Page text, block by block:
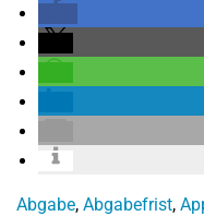
Abgabe, Abgabefrist,